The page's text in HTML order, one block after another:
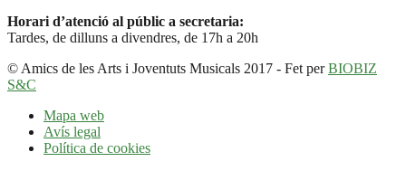
Horari d’atenció al públic a secretaria:
Tardes, de dilluns a divendres, de 17h a 20h
© Amics de les Arts i Joventuts Musicals 2017 - Fet perBIOBIZ
S&C
Mapa web
Avís legal
Política de cookies